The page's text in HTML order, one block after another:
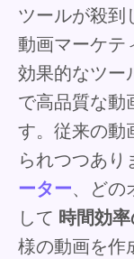
ツールが殺到
動画マーケテ
効果的なツー
で高品質な動
す。従来の動
られつつあり
ーター、どの
して 時間効
様の動画を作